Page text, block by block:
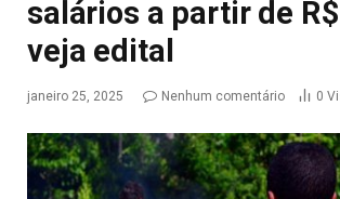
salários a partir de
veja edital
janeiro 25, 2025 Nenhum comentário 0